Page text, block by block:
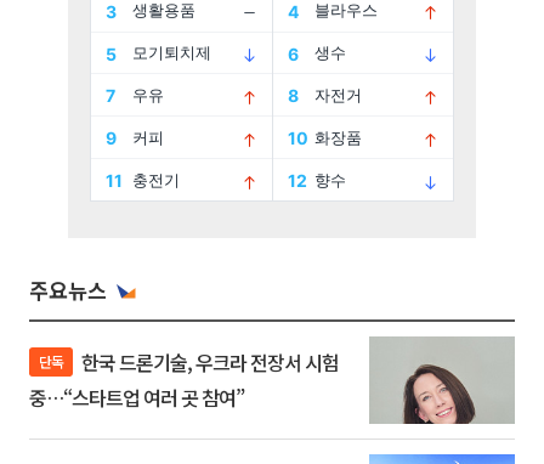
주요뉴스
단독
중…“스타트업 여러 곳 참여”